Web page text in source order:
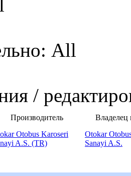
All
/
Производитель Владелец
Otobus Karoseri
A.S. (TR)
Otokar
Sanayi A.S.